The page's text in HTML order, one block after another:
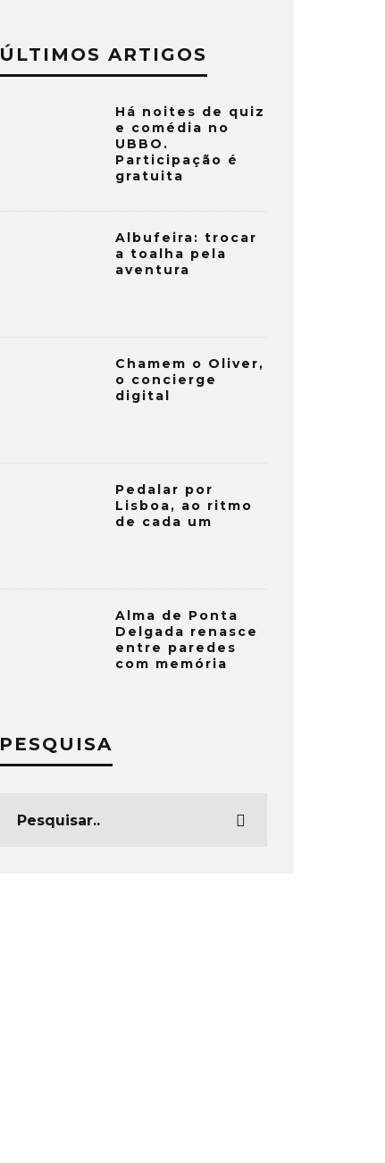
ÚLTIMOS ARTIGOS
Há noites de quiz
e comédia no
UBBO.
Participação é
gratuita
Albufeira: trocar
a toalha pela
aventura
Chamem o Oliver,
o concierge
digital
Pedalar por
Lisboa, ao ritmo
de cada um
Alma de Ponta
Delgada renasce
entre paredes
com memória
PESQUISA